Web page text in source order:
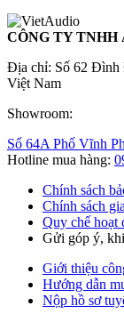
CÔNG TY
Địa chỉ: Số 62 Đình
Việt Nam
Showroom:
Số 64A Phố Vĩnh
Hotline mua hàng:
Chính sách
Chính sách
Quy chế hoạt
Gửi góp ý,
Giới thiệu
Hướng dẫn
Nộp hồ sơ